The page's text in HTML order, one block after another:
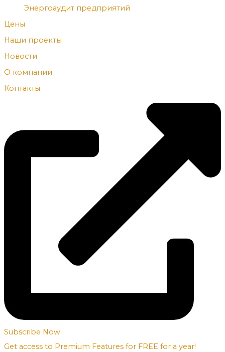
Энергоаудит предприятий
Цены
Наши проекты
Новости
О компании
Контакты
Subscribe Now
Get access to Premium Features for FREE for a year!